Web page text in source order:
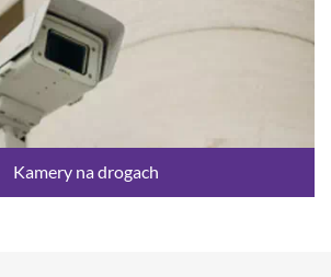
Kamery na drogach